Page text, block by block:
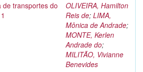
de transportes do
OLIVEIRA, Hamilton
Reis de; LIMA,
Mônica de Andrade;
MONTE, Kerlen
Andrade do;
MILITÃO, Vivianne
Benevides